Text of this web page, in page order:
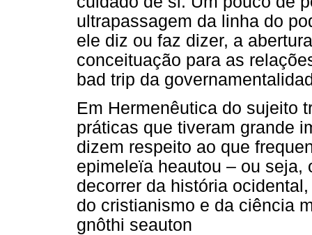
ultrapassagem da linha do
ele diz ou faz dizer, a
conceituação para as
bad trip da
Em Hermenêutica do sujeito
práticas que tiveram grande
dizem respeito ao que
epimeleïa heautou – ou seja,
decorrer da história
do cristianismo e da ciência
gnôthi seauton